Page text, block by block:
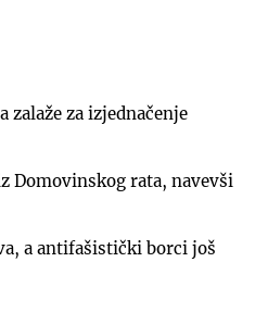
zalaže za izjednačenje
Domovinskog rata, navevši
a antifašistički borci još